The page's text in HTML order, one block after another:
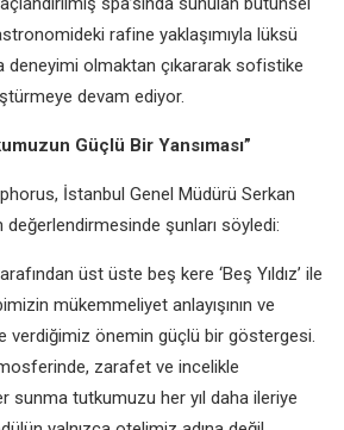
rafine yaklaşımıyla lüksü
deneyimi olmaktan çıkararak sofistike
devam ediyor.
Güçlü Bir Yansıması”
İstanbul Genel Müdürü Serkan
değerlendirmesinde şunları söyledi:
üst üste beş kere ‘Beş Yıldız’ ile
mükemmeliyet anlayışının ve
verdiğimiz önemin güçlü bir göstergesi.
zarafet ve incelikle
sunma tutkumuzu her yıl daha ileriye